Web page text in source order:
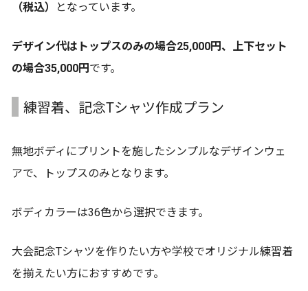
（税込）
となっています。
デザイン代はトップスのみの場合25,000円、上下セット
の場合35,000円 です。
練習着、記念Tシャツ作成プラン
無地ボディにプリントを施したシンプルなデザインウェ
アで、トップスのみとなります。
ボディカラーは36色から選択できます。
大会記念Tシャツを作りたい方や学校でオリジナル練習着
を揃えたい方におすすめです。